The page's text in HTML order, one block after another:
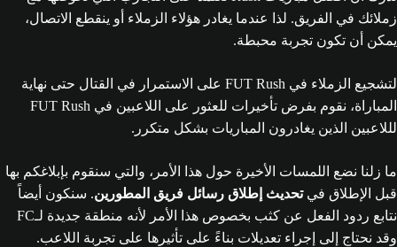
زملائك في الفريق. لذا عندما يغادر هؤلاء الزملاء أو ينقطع الاتصال،
يمكن أن تكون تجربة محبطة.
لتشجيع الزملاء في FUT Rush على الاستمرار في القتال حتى نهاية
المباراة، نقوم بفرض تأخيرات للعثور على اللاعبين في FUT Rush
لللاعبين الذين يغادرون المباريات بشكل متكرر.
ما زلنا نضع اللمسات الأخيرة حول هذا الأمر، والتي سنقوم بإبلاغكم بها
قبل الإطلاق فيتحديث إطلاق رسائل فريق المطورين. سنكون أيضاً
نتابع ردود الفعل عن كثب بخصوص هذا الأمر لأنه منطقة جديدة لـFC
وقد نحتاج إلى إجراء تعديلات بناءً على تأثيرها على تجربة اللاعب.